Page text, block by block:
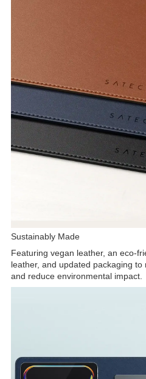
Sustainably Made
Featuring vegan leather, an eco-
leather, and updated packaging
and reduce environmental impact.